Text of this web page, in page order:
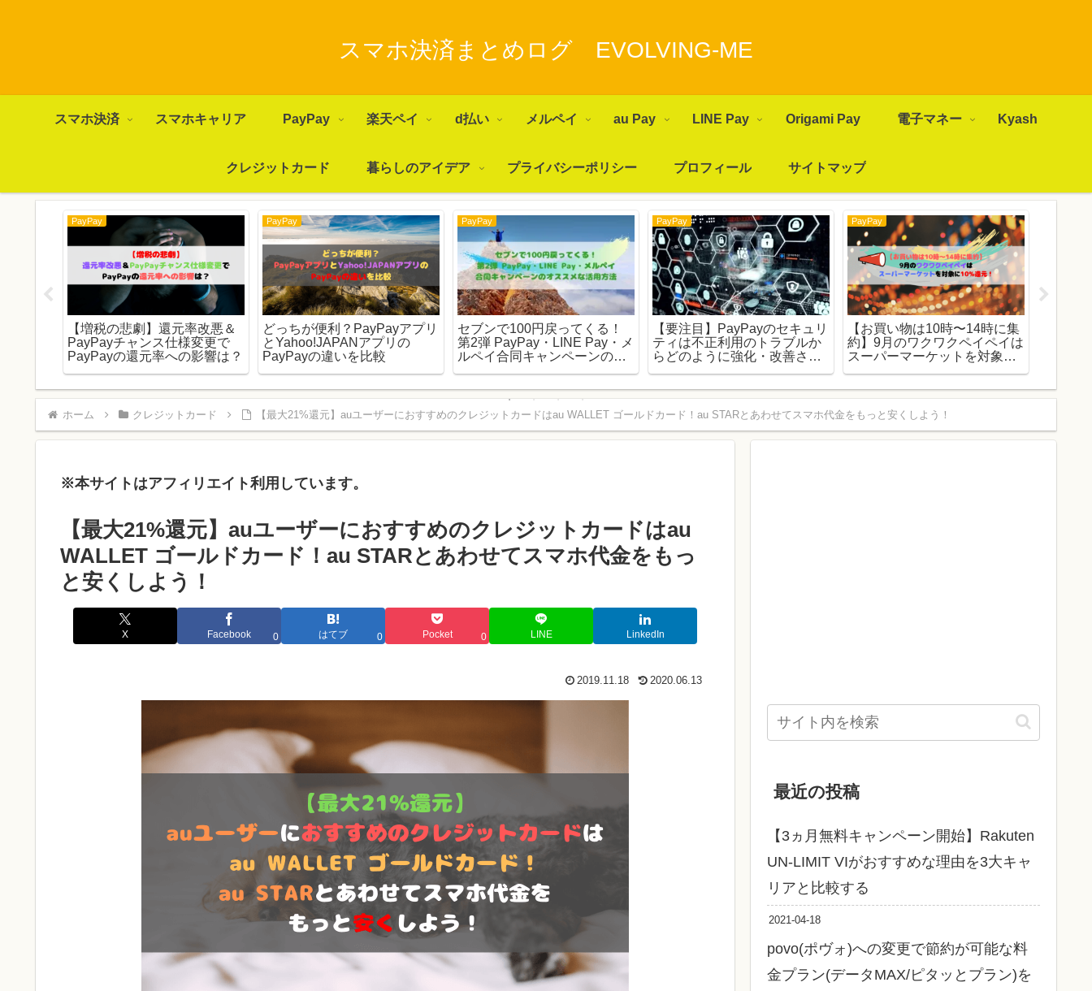
スマホ決済まとめログ EVOLVING-ME
スマホ決済 スマホキャリア PayPay 楽天ペイ d払い メルペイ au Pay LINE Pay Origami Pay 電子マネー Kyash
クレジットカード 暮らしのアイデア プライバシーポリシー プロフィール サイトマップ
PayPay
【増税の悲劇】還元率改悪＆
PayPayチャンス仕様変更で
PayPayの還元率への影響は？
PayPay
どっちが便利？PayPayアプリ
とYahoo!JAPANアプリの
PayPayの違いを比較
PayPay
セブンで100円戻ってくる！
第2弾 PayPay・LINE Pay・メ
ルペイ合同キャンペーンのオ
PayPay
【要注目】PayPayのセキュリ
ティは不正利用のトラブルか
らどのように強化・改善され
PayPay
【お買い物は10時〜14時に集
約】9月のワクワクペイペイは
スーパーマーケットを対象に
ホーム クレジットカード 【最大21%還元】auユーザーにおすすめのクレジットカードはau WALLET ゴールドカード！au STARとあわせてスマホ代金をもっと安くしよう！
※本サイトはアフィリエイト利用しています。
【最大21%還元】auユーザーにおすすめのクレジットカードはau
WALLET ゴールドカード！au STARとあわせてスマホ代金をもっ
と安くしよう！
X Facebook 0 はてブ 0 Pocket 0 LINE LinkedIn
2019.11.18 2020.06.13
最近の投稿
【3ヵ月無料キャンペーン開始】Rakuten
UN-LIMIT VIがおすすめな理由を3大キャ
リアと比較する
2021-04-18
povo(ポヴォ)への変更で節約が可能な料
金プラン(データMAX/ピタッとプラン)を